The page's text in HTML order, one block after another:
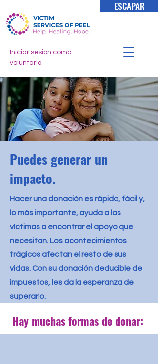
ESCAPAR
Iniciar sesión como
voluntario
Puedes generar un
impacto.
Hacer una donación es rápido, fácil y,
lo más importante, ayuda a las
víctimas a encontrar el apoyo que
necesitan. Los acontecimientos
trágicos afectan el resto de sus
vidas. Con su donación deducible de
impuestos, les da la esperanza de
superarlo.
Hay muchas formas de donar: